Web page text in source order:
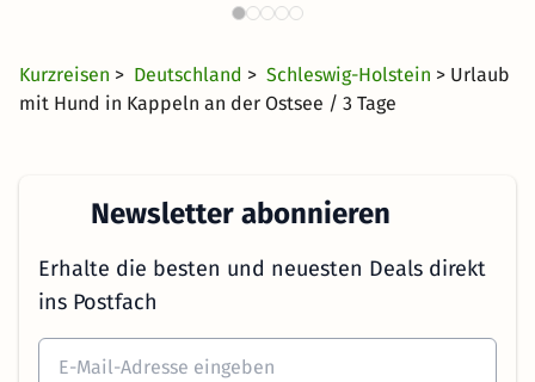
1475 Angebote
Kurzreisen > Deutschland > Schleswig-Holstein > Urlaub
mit Hund in Kappeln an der Ostsee / 3 Tage
Newsletter abonnieren
Erhalte die besten und neuesten Deals direkt
ins Postfach